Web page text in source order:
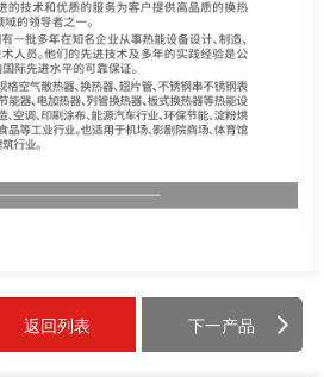
返回列表 下一产品